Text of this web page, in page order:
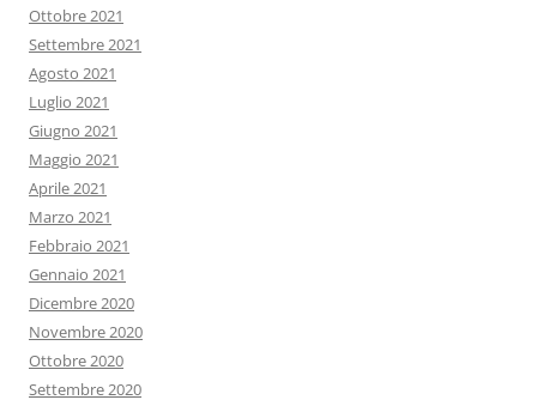
Ottobre 2021
Settembre 2021
Agosto 2021
Luglio 2021
Giugno 2021
Maggio 2021
Aprile 2021
Marzo 2021
Febbraio 2021
Gennaio 2021
Dicembre 2020
Novembre 2020
Ottobre 2020
Settembre 2020